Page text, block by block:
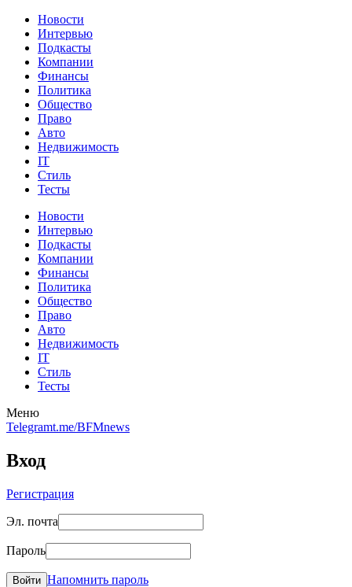
Новости
Интервью
Подкасты
Компании
Финансы
Политика
Общество
Право
Авто
Недвижимость
IT
Стиль
Тесты
Новости
Интервью
Подкасты
Компании
Финансы
Политика
Общество
Право
Авто
Недвижимость
IT
Стиль
Тесты
Меню
Telegramt.me/BFMnews
Вход
Регистрация
Эл. почта
Пароль
Войти Напомнить пароль